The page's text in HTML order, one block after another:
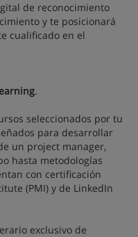
de reconocimiento
y te posicionará
cualificado en el
.
seleccionados por tu
para desarrollar
un project manager,
hasta metodologías
con certificación
(PMI) y de LinkedIn
exclusivo de